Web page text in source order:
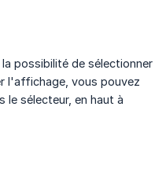
possibilité de sélectionner
l'affichage, vous pouvez
le sélecteur, en haut à